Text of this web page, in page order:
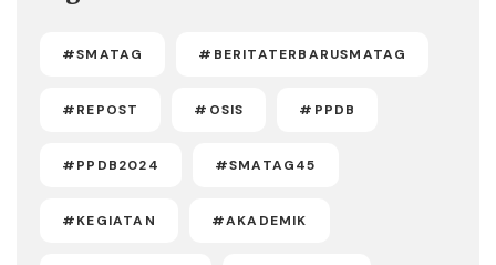
#SMATAG #BERITATERBARUSMATAG
#REPOST #OSIS #PPDB
#PPDB2024 #SMATAG45
#KEGIATAN #AKADEMIK